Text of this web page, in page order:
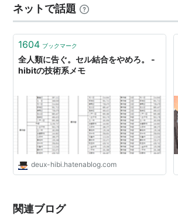
メントを確認できます。…
ネットで話題
1604 ブックマーク
全人類に告ぐ。セル結合をやめろ。 -
hibitの技術系メモ
deux-hibi.hatenablog.com
関連ブログ